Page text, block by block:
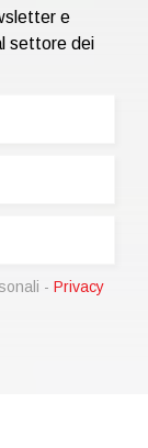
e
settore dei
- Privacy